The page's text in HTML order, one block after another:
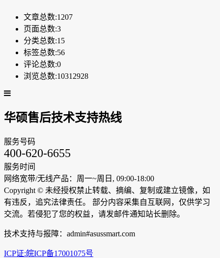
文章总数:1207
页面总数:3
分类总数:15
标签总数:56
评论总数:0
浏览总数:10312928
华硕售后技术支持热线
服务号码
400-620-6655
服务时间
网络宽带/无线产品：周一~周日, 09:00-18:00
Copyright © 未经授权禁止转载、摘编、复制或建立镜像，如
有违反，追究法律责任。 部分内容采集自互联网，仅供学习
交流。若侵犯了您的权益，请发邮件通知站长删除。
技术支持与报障：admin#asussmart.com
ICP证:皖ICP备17001075号